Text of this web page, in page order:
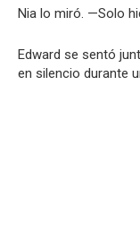
Nia lo miró. —Solo
Edward se sentó
en silencio durante